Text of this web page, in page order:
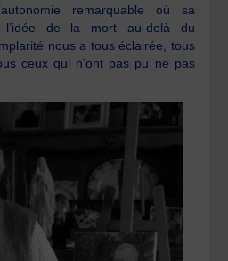
remarquable où sa
l’idée de la mort au-delà du
nous a tous éclairée, tous
ceux qui n’ont pas pu ne pas